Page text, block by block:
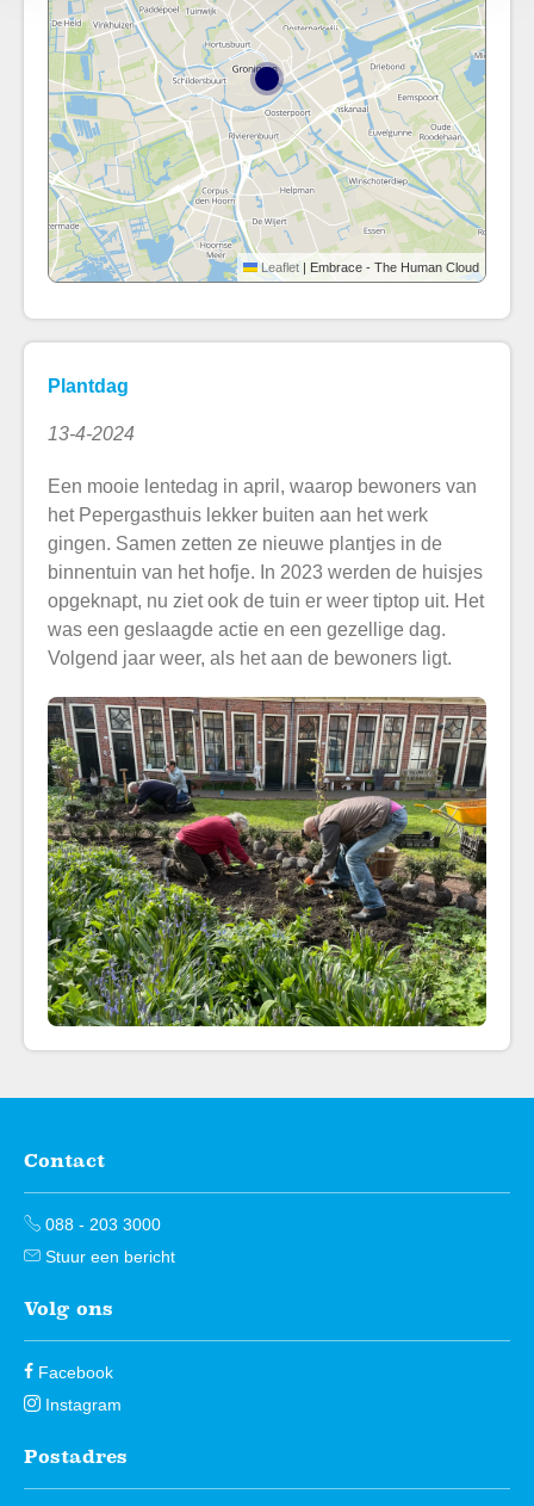
Leaflet | Embrace - The Human Cloud
Plantdag
13-4-2024
Een mooie lentedag in april, waarop bewoners van
het Pepergasthuis lekker buiten aan het werk
gingen. Samen zetten ze nieuwe plantjes in de
binnentuin van het hofje. In 2023 werden de huisjes
opgeknapt, nu ziet ook de tuin er weer tiptop uit. Het
was een geslaagde actie en een gezellige dag.
Volgend jaar weer, als het aan de bewoners ligt.
Contactinformatie
Contact
088 - 203 3000
Stuur een bericht
Volg ons
Facebook
Instagram
Postadres